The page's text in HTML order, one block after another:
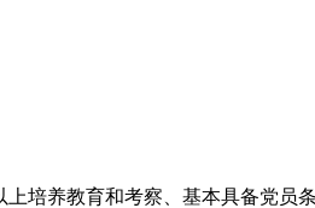
培养教育和考察、基本具备党员